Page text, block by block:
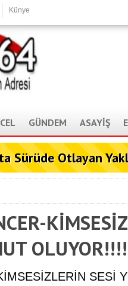
Künye
GÜNDEM ASAYİŞ
Sürüde Otlayan
OLUYOR!!!!